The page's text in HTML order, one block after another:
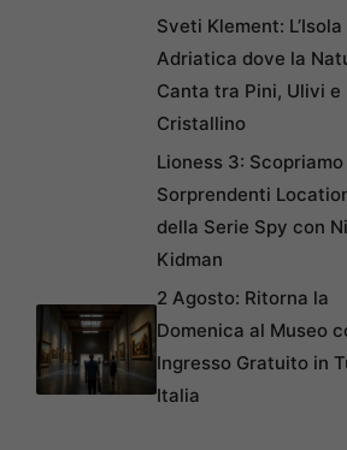
Sveti Klement: L’Isola
Adriatica dove la
Canta tra Pini, Ulivi e
Cristallino
Lioness 3: Scopriamo
Sorprendenti
della Serie Spy con
Kidman
2 Agosto: Ritorna la
Domenica al Museo
Ingresso Gratuito in
Italia